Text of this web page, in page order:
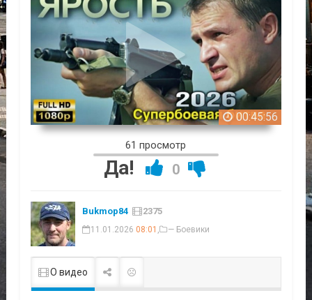
00:45:56
61 просмотр
Да! 0
Bukmop84 2375
11.01.2026 08:01 , — Боевики
О видео